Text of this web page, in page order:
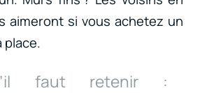
aimeront si vous achetez un
place.
faut retenir :